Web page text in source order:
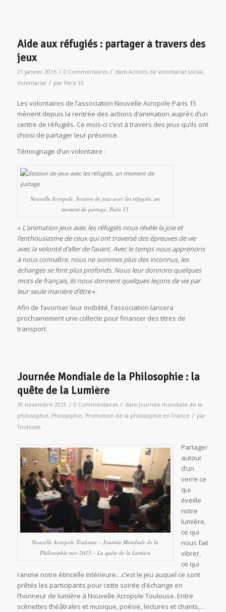
Aide aux réfugiés : partager à travers des
jeux
21 janvier 2016 / 0 Commentaires / dans Actions de volontariat social,
Volontariat / par Paris 15
Les volontaires de l’association Nouvelle Acropole Paris 15
mènent depuis la rentrée des actions d’animation auprès d’un
centre de réfugiés. Ce mois-ci c’est à travers des jeux qu’ils ont
choisi de partager leur présence.
Témoignage d’un volontaire :
Nouvelle Acropole, Session de jeux avec les réfugiés, un
moment de partage, Paris 15
« L’animation jeux avec les réfugiés nous révèle la joie et
l’enthousiasme de ceux qui ont traversé des épreuves de vie
avec la volonté d’aller de l’avant. Avec le temps nous apprenons
à nous connaître, nous ne sommes plus des inconnus, les
échanges se font plus profonds. Nous leur donnons quelques
mots de français, ils nous donnent quelques leçons de vie par
leur seule manière d’être».
Afin de favoriser leur mobilité, l’association lancera
prochainement une collecte pour financer des titres de
transport.
Journée Mondiale de la Philosophie : la
quête de la Lumière
30 novembre 2015 / 0 Commentaires / dans Journée mondiale de la
philosophie, Philosophie, Promotion de la philosophie en France / par
Toulouse
Nouvelle Acropole Toulouse – Journée Mondiale de la
Philosophie nov 2015 – La quête de la Lumière
Partager
autour
d’un
verre ce
qui
éveille
notre
lumière,
ce qui
nous fait
vibrer,
ce qui
ranime notre étincelle intérieure…c’est le jeu auquel ce sont
prêtés les participants pour cette soirée d’échange en
l’honneur de lumière à Nouvelle Acropole Toulouse. Entre
scènettes théâtrales et musique, poésie, lectures et chants,…